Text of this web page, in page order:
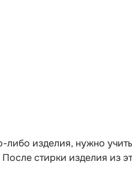
изделия, нужно
стирки изделия из